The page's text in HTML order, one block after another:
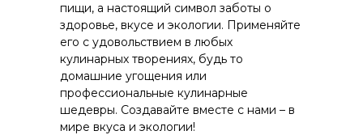
пищи, а настоящий символ заботы о
здоровье, вкусе и экологии. Применяйте
его с удовольствием в любых
кулинарных творениях, будь то
домашние угощения или
профессиональные кулинарные
шедевры. Создавайте вместе с нами – в
мире вкуса и экологии!